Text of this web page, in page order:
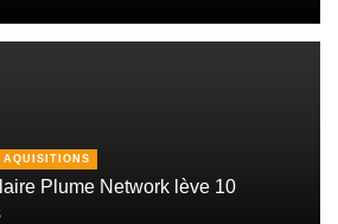
AQUISITIONS
Plume Network lève 10